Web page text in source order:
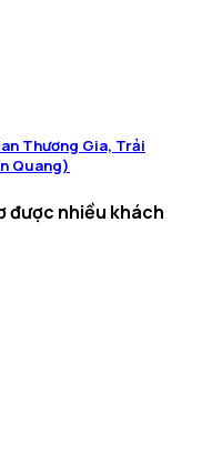
Thương Gia, Trải
Quang)
được nhiều khách